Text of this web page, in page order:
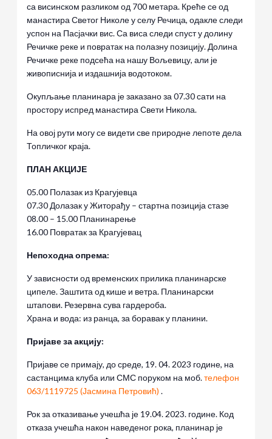
са висинском разликом од 700 метара. Креће се од
манастира Светог Николе у селу Речица, одакле следи
успон на Пасјачки вис. Са виса следи спуст у долину
Речичке реке и повратак на полазну позицију. Долина
Речичке реке подсећа на нашу Вољевицу, али је
живописнија и издашнија водотоком.
Окупљање планинара је заказано за 07.30 сати на
простору испред манастира Свети Никола.
На овој рути могу се видети све природне лепоте дела
Топличког краја.
ПЛАН АКЦИЈЕ
05.00 Полазак из Крагујевца
07.30 Долазак у Житорађу – стартна позиција стазе
08.00 – 15.00 Планинарење
16.00 Повратак за Крагујевац
Непоходна опрема:
У зависности од временских прилика планинарске
ципеле. Заштита од кише и ветра. Планинарски
штапови. Резервна сува гардероба.
Храна и вода: из ранца, за боравак у планини.
Пријаве за акцију:
Пријаве се примају, до среде, 19. 04. 2023 године, на
састанцима клуба или СМС поруком на моб.телефон
063/1119725 (Јасмина Петровић) .
Рок за отказивање учешћа је 19.04. 2023. године. Код
отказа учешћа након наведеног рока, планинар је